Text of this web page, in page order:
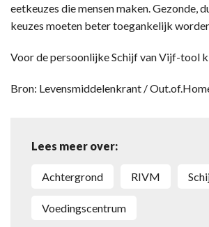
eetkeuzes die mensen maken. Gezonde,
keuzes moeten beter toegankelijk
Voor de persoonlijke Schijf van Vijf-tool
Bron: Levensmiddelenkrant /
Lees meer over:
Achtergrond RIVM
Voedingscentrum